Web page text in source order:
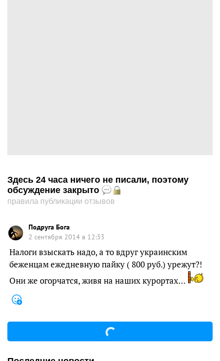
Здесь 24 часа ничего не писали, поэтому
обсуждение закрыто
правила публикации отзывов
Подруга Бога
2 сентября 2014 в 12:33
Налоги взыскать надо, а то вдруг украинским
беженцам ежедневную пайку ( 800 руб.) урежут?!
Они же огорчатся, живя на наших курортах…